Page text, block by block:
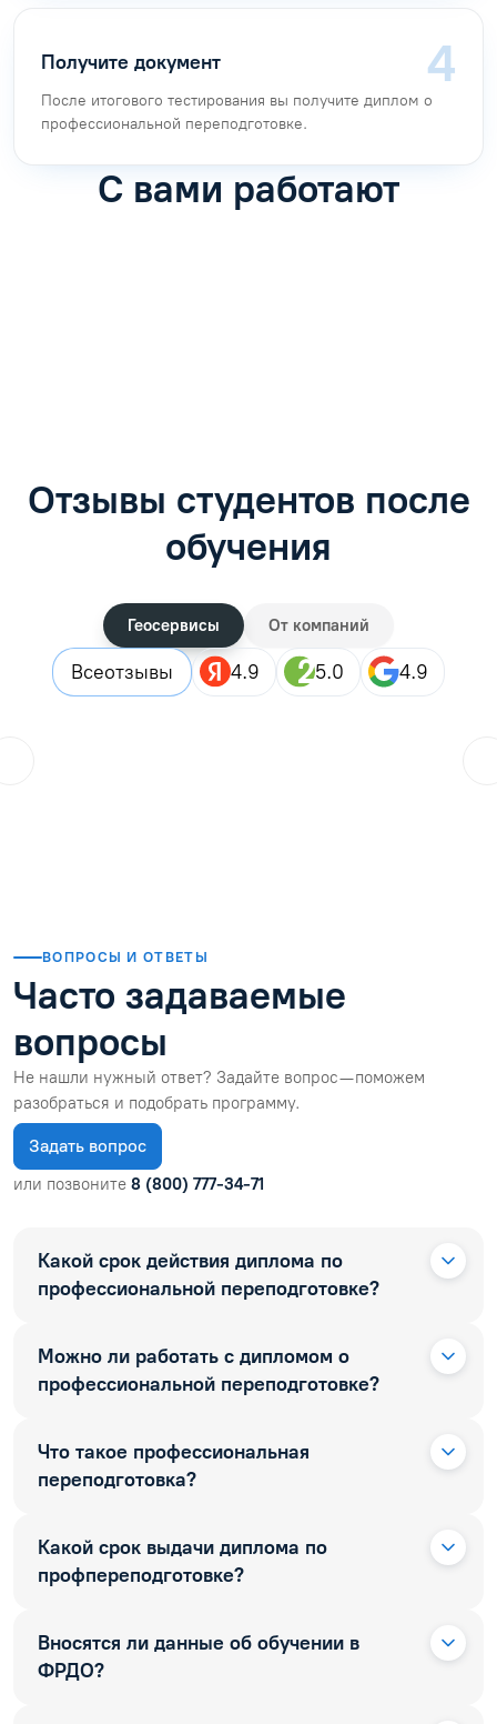
Получите документ
После итогового тестирования вы получите диплом о
профессиональной переподготовке.
С вами работают
Отзывы студентов после
обучения
Геосервисы От компаний
Всеотзывы 4.9 5.0 4.9
ВОПРОСЫ И ОТВЕТЫ
Часто задаваемые
вопросы
Не нашли нужный ответ? Задайте вопрос — поможем
разобраться и подобрать программу.
Задать вопрос
или позвоните 8 (800) 777-34-71
Какой срок действия диплома по
профессиональной переподготовке?
Можно ли работать с дипломом о
профессиональной переподготовке?
Что такое профессиональная
переподготовка?
Какой срок выдачи диплома по
профпереподготовке?
Вносятся ли данные об обучении в
ФРДО?